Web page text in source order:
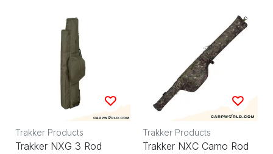
Trakker Products
Trakker NXG 3 Rod
Trakker Products
Trakker NXC Camo Rod